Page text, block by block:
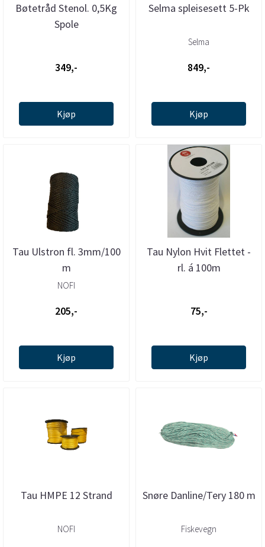
Bøtetråd Stenol. 0,5Kg
Spole
349,-
Kjøp
Selma spleisesett 5-Pk
Selma
849,-
Kjøp
Tau Ulstron fl. 3mm/100
m
NOFI
205,-
Kjøp
Tau Nylon Hvit Flettet -
rl. á 100m
75,-
Kjøp
Tau HMPE 12 Strand
NOFI
Snøre Danline/Tery 180 m
Fiskevegn